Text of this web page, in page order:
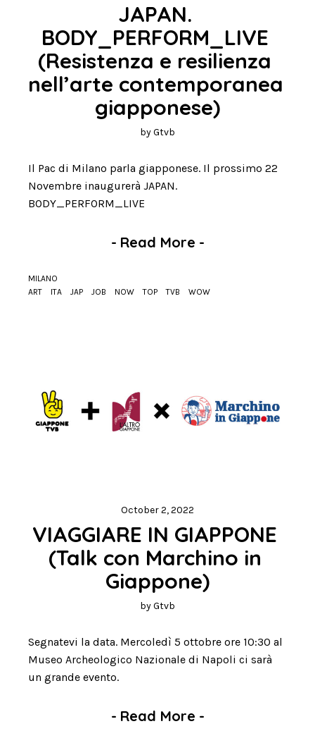
JAPAN.
BODY_PERFORM_LIVE
(Resistenza e resilienza
nell’arte contemporanea
giapponese)
byGtvb
Il Pac di Milano parla giapponese. Il prossimo 22
Novembre inaugurerà JAPAN.
BODY_PERFORM_LIVE
- Read More -
MILANO
ART
ITA JAP JOB NOW TOP TVB WOW
October 2, 2022
VIAGGIARE IN GIAPPONE
(Talk con Marchino in
Giappone)
byGtvb
Segnatevi la data. Mercoledì 5 ottobre ore 10:30 al
Museo Archeologico Nazionale di Napoli ci sarà
un grande evento.
- Read More -